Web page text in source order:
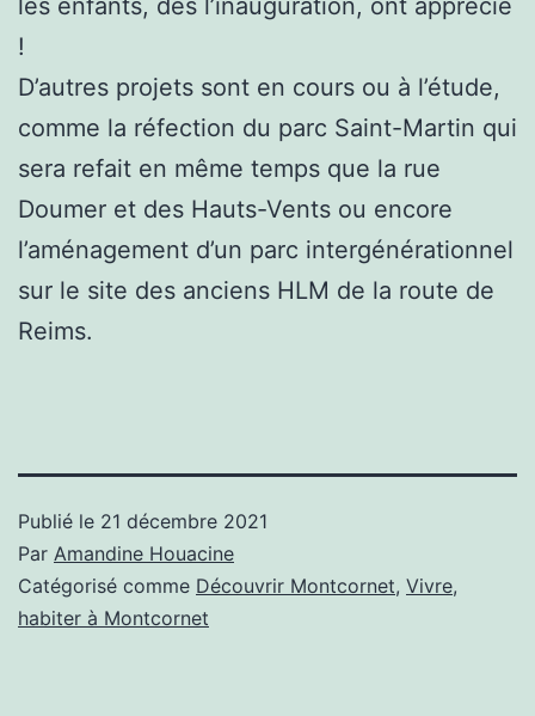
!
D’autres projets sont en cours ou à l’étude,
comme la réfection du parc Saint-Martin qui
sera refait en même temps que la rue
Doumer et des Hauts-Vents ou encore
l’aménagement d’un parc intergénérationnel
sur le site des anciens HLM de la route de
Reims.
Publié le 21 décembre 2021
Par Amandine Houacine
Catégorisé comme Découvrir Montcornet, Vivre,
habiter à Montcornet